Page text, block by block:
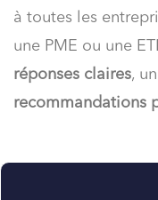
à toutes les
une PME ou une
réponses claires, un
recommandations